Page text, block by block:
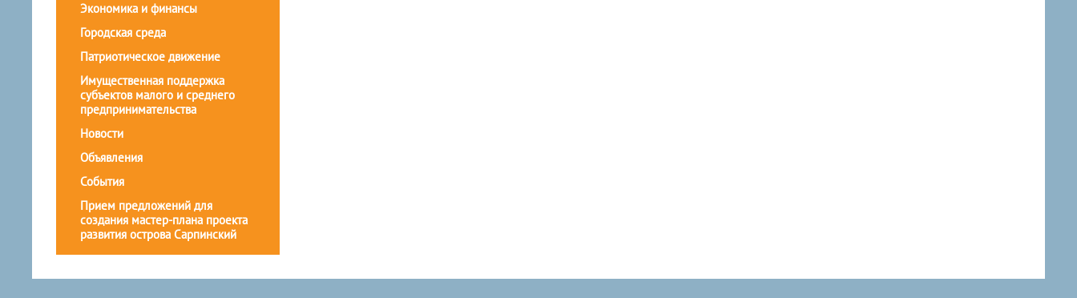
Экономика и финансы
Городская среда
Патриотическое движение
Имущественная поддержка
субъектов малого и среднего
предпринимательства
Новости
Объявления
События
Прием предложений для
создания мастер-плана проекта
развития острова Сарпинский